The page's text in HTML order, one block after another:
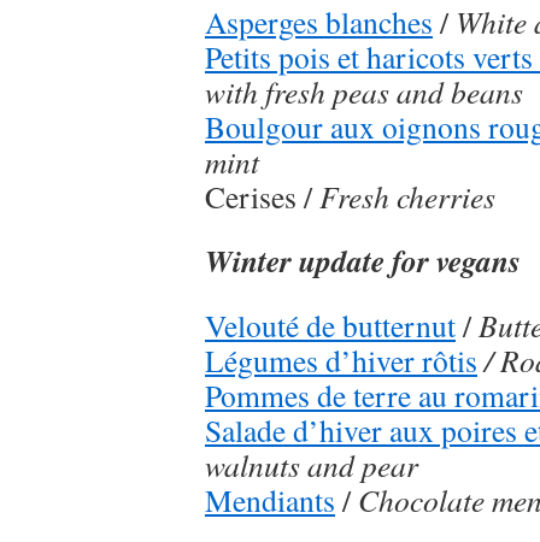
Asperges blanches / White
Petits pois et haricots verts
with fresh peas and beans
Boulgour aux oignons
mint
Cerises /Fresh cherries
Winter update for vegans
Velouté de butternut/
Légumes d’hiver rôtis /
Pommes de terre au
Salade d’hiver aux poires
walnuts and pear
Mendiants /Chocolate